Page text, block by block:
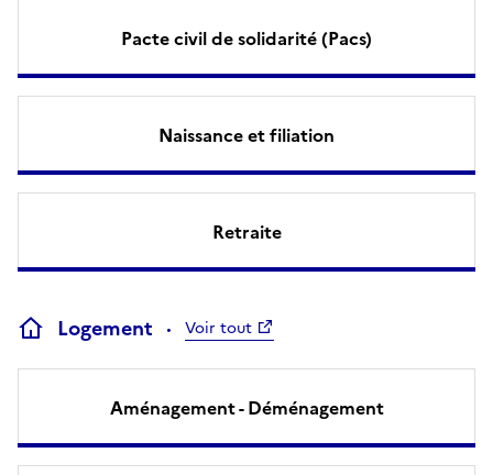
Pacte civil de solidarité (Pacs)
Naissance et filiation
Retraite
Logement Voir tout
Aménagement - Déménagement